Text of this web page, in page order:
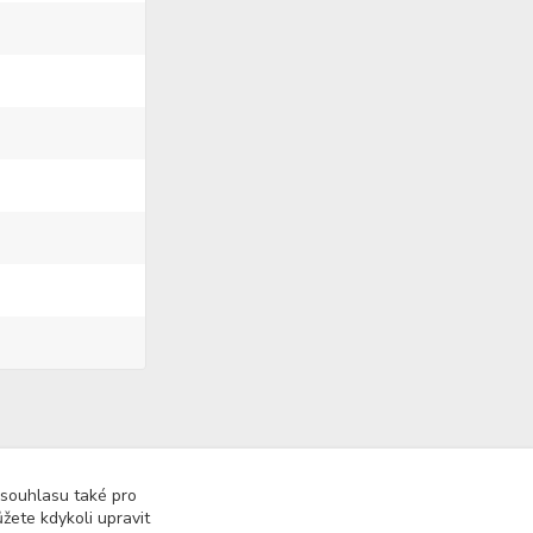
také pro
kdykoli upravit